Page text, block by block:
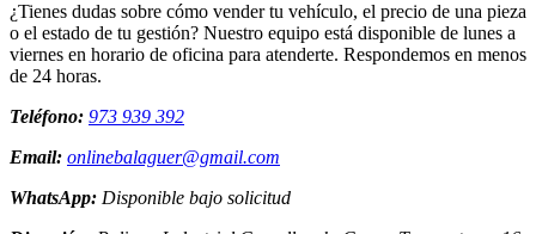
¿Tienes dudas sobre cómo vender tu vehículo, el precio de una pieza
o el estado de tu gestión? Nuestro equipo está disponible de lunes a
viernes en horario de oficina para atenderte. Respondemos en menos
de 24 horas.
Teléfono: 973 939 392
Email: onlinebalaguer@gmail.com
WhatsApp: Disponible bajo solicitud